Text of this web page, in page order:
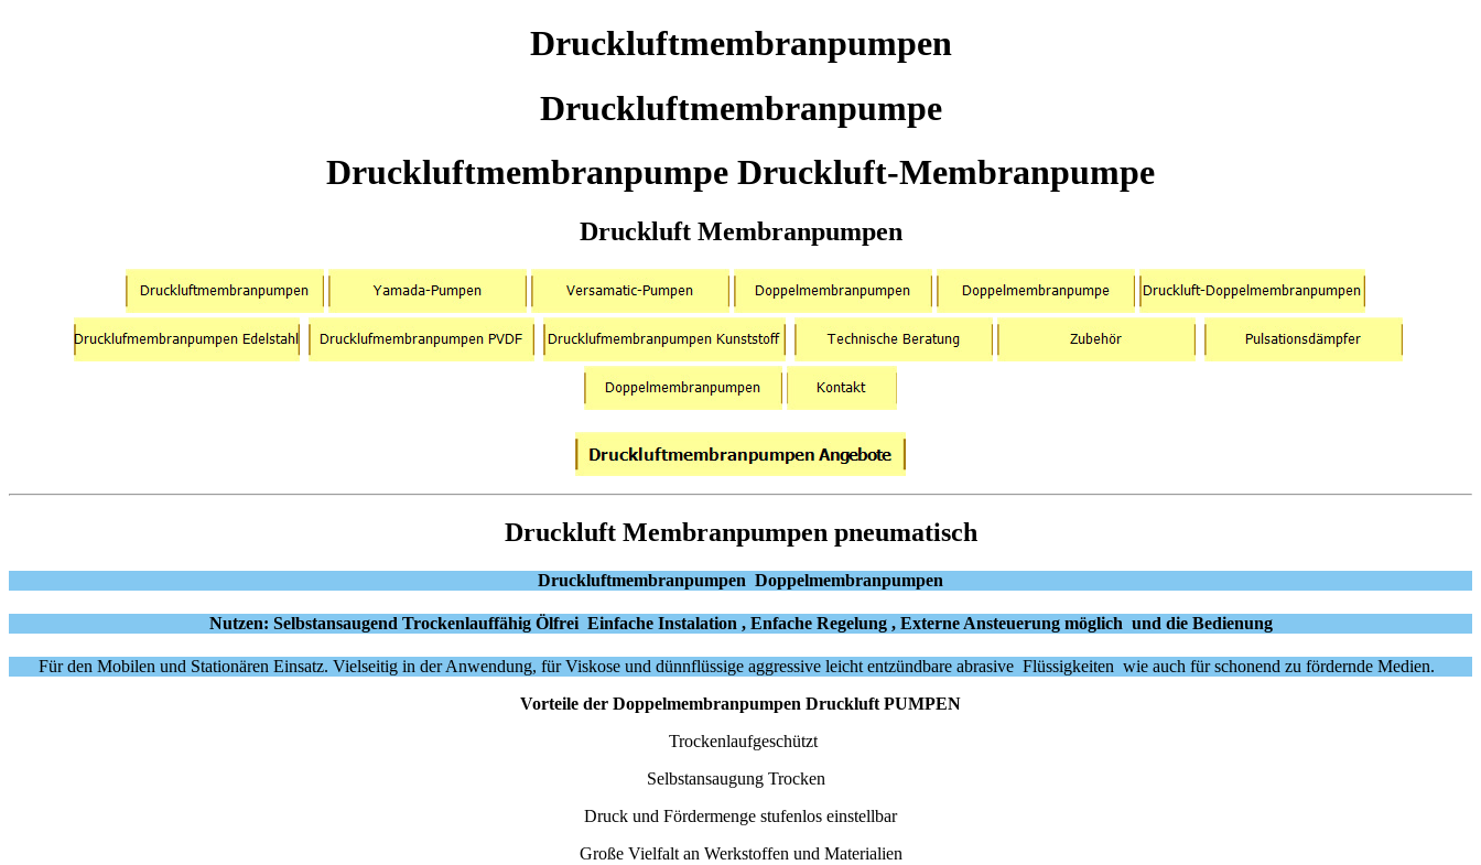
Druckluftmembranpumpen
Druckluftmembranpumpe
Druckluftmembranpumpe Druckluft-Membranpumpe
Druckluft Membranpumpen
Druckluft Membranpumpen pneumatisch
Druckluftmembranpumpen Doppelmembranpumpen
Nutzen: Selbstansaugend Trockenlauffähig Ölfrei Einfache Instalation , Enfache Regelung , Externe Ansteuerung möglich und die Bedienung
Für den Mobilen und Stationären Einsatz. Vielseitig in der Anwendung, für Viskose und dünnflüssige aggressive leicht entzündbare abrasive Flüssigkeiten wie auch für schonend zu fördernde Medien.
Vorteile der Doppelmembranpumpen Druckluft PUMPEN
Trockenlaufgeschützt
Selbstansaugung Trocken
Druck und Fördermenge stufenlos einstellbar
Große Vielfalt an Werkstoffen und Materialien